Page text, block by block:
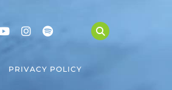
PRIVACY POLICY